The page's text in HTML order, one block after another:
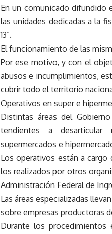
En un comunicado difundido
las unidades dedicadas a la
13”.
El funcionamiento de las
Por ese motivo, y con el
abusos e incumplimientos,
cubrir todo el territorio
Operativos en super e
Distintas áreas del
tendientes a desarticular
supermercados e
Los operativos están a cargo
los realizados por otros
Administración Federal de
Las áreas especializadas
sobre empresas productoras
Durante los